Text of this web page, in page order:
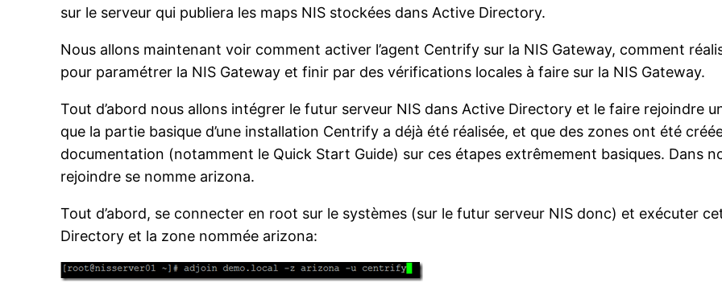
sur le serveur qui publiera les maps NIS stockées dans Active Directory.
Nous allons maintenant voir comment activer l’agent Centrify sur la NIS Gateway, comment
pour paramétrer la NIS Gateway et finir par des vérifications locales à faire sur la NIS Gateway.
Tout d’abord nous allons intégrer le futur serveur NIS dans Active Directory et le faire rejoindre
que la partie basique d’une installation Centrify a déjà été réalisée, et que des zones ont été
documentation (notamment le Quick Start Guide) sur ces étapes extrêmement basiques. Dans
rejoindre se nomme arizona.
Tout d’abord, se connecter en root sur le systèmes (sur le futur serveur NIS donc) et exécuter
Directory et la zone nommée arizona: